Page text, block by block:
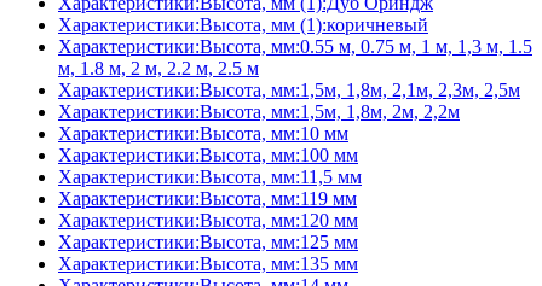
Характеристики:Высота, мм (1):коричневый
Характеристики:Высота, мм:0.55 м, 0.75 м, 1 м, 1,3 м, 1.5
м, 1.8 м, 2 м, 2.2 м, 2.5 м
Характеристики:Высота, мм:1,5м, 1,8м, 2,1м, 2,3м, 2,5м
Характеристики:Высота, мм:1,5м, 1,8м, 2м, 2,2м
Характеристики:Высота, мм:10 мм
Характеристики:Высота, мм:100 мм
Характеристики:Высота, мм:11,5 мм
Характеристики:Высота, мм:119 мм
Характеристики:Высота, мм:120 мм
Характеристики:Высота, мм:125 мм
Характеристики:Высота, мм:135 мм